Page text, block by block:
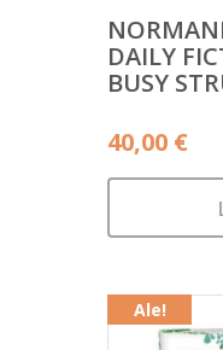
DAILY
BUSY
40,00 €
Ale!